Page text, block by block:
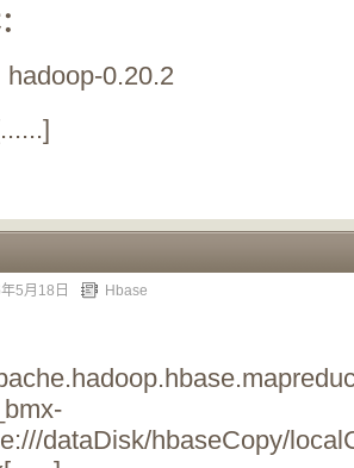
0.20.2
5月18日 Hbase
dataDisk/hbaseCopy/